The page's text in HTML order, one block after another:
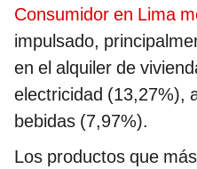
Consumidor en Lima
impulsado,
en el alquiler de
electricidad (13,27%),
bebidas (7,97%).
Los productos que